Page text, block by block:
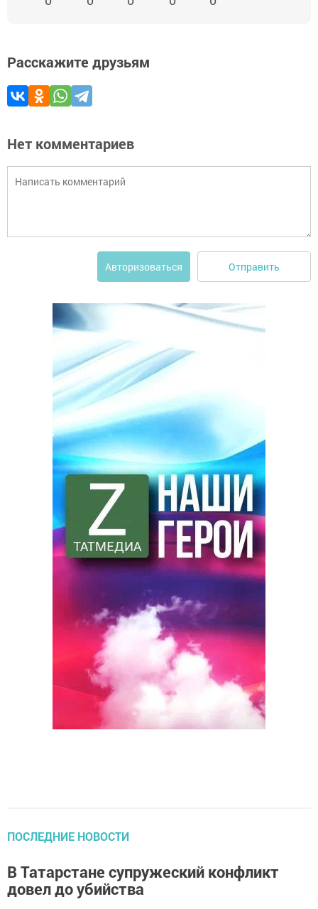
Расскажите друзьям
Нет комментариев
Авторизоваться Отправить
ПОСЛЕДНИЕ НОВОСТИ
В Татарстане супружеский конфликт
довел до убийства